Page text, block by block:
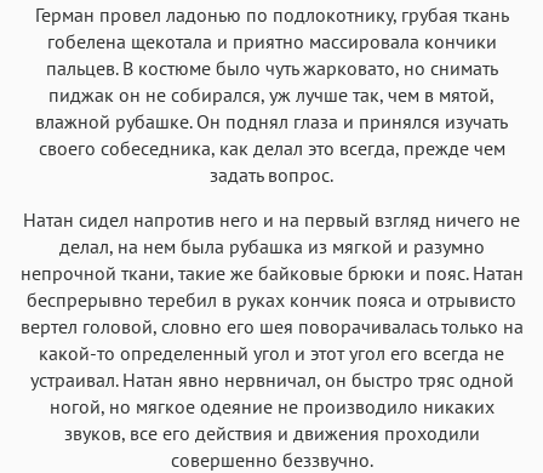
Герман провел ладонью по подлокотнику, грубая ткань
гобелена щекотала и приятно массировала кончики
пальцев. В костюме было чуть жарковато, но снимать
пиджак он не собирался, уж лучше так, чем в мятой,
влажной рубашке. Он поднял глаза и принялся изучать
своего собеседника, как делал это всегда, прежде чем
задать вопрос.
Натан сидел напротив него и на первый взгляд ничего не
делал, на нем была рубашка из мягкой и разумно
непрочной ткани, такие же байковые брюки и пояс. Натан
беспрерывно теребил в руках кончик пояса и отрывисто
вертел головой, словно его шея поворачивалась только на
какой-то определенный угол и этот угол его всегда не
устраивал. Натан явно нервничал, он быстро тряс одной
ногой, но мягкое одеяние не производило никаких
звуков, все его действия и движения проходили
совершенно беззвучно.